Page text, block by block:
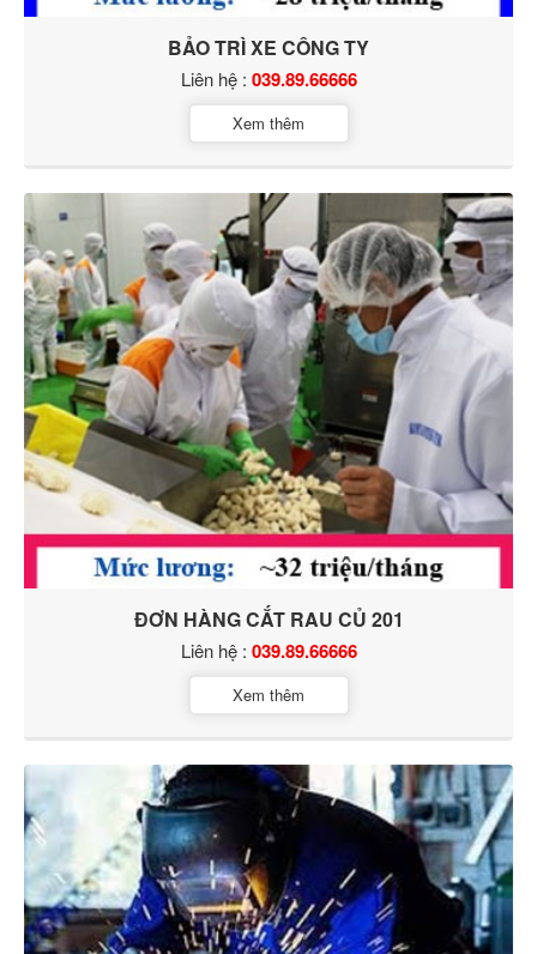
BẢO TRÌ XE CÔNG TY
Liên hệ : 039.89.66666
Xem thêm
ĐƠN HÀNG CẮT RAU CỦ 201
Liên hệ : 039.89.66666
Xem thêm